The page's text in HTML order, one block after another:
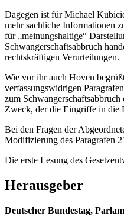
Dagegen ist für Michael
mehr sachliche Informationen
für „meinungshaltige“
Schwangerschaftsabbruch
rechtskräftigen Verurteilungen.
Wie vor ihr auch Hoven
verfassungswidrigen
zum
Zweck, der die Eingriffe in die
Bei den Fragen der
Modifizierung des Paragrafen
Die erste Lesung des
Herausgeber
Deutscher Bundestag,